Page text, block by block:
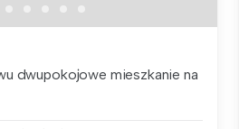
dwupokojowe mieszkanie na